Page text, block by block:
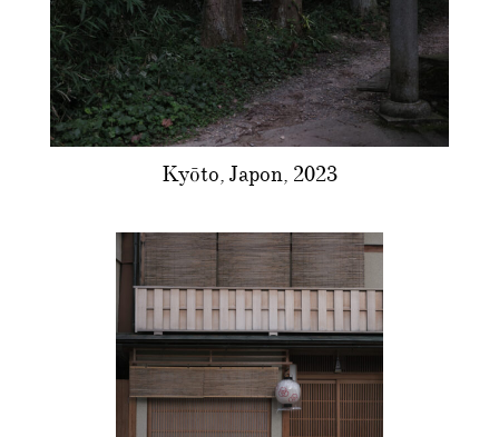
Kyōto, Japon, 2023